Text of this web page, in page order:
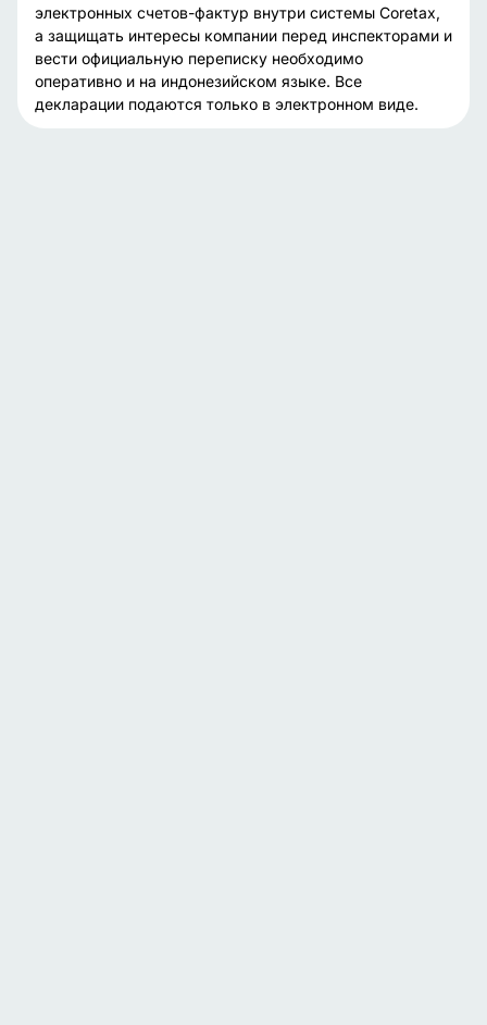
электронных счетов-фактур внутри системы Coretax,
а защищать интересы компании перед инспекторами и
вести официальную переписку необходимо
оперативно и на индонезийском языке. Все
декларации подаются только в электронном виде.